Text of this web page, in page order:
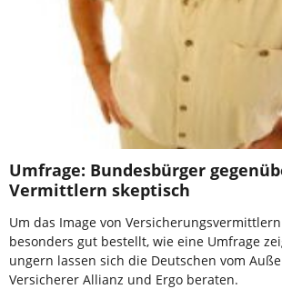
Umfrage: Bundesbürger
Vermittlern skeptisch
Um das Image von
besonders gut bestellt, wie eine Umfrage
ungern lassen sich die Deutschen vom
Versicherer Allianz und Ergo beraten.